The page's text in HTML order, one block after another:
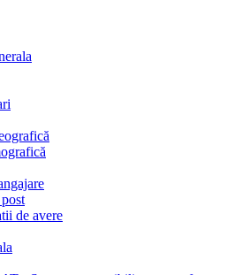
de avere